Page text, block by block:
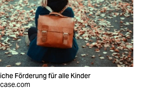
Förderung für alle Kinder